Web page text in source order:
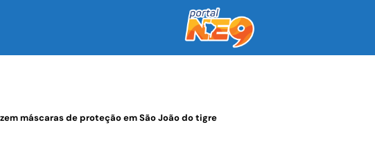
máscaras de proteção em São João do tigre